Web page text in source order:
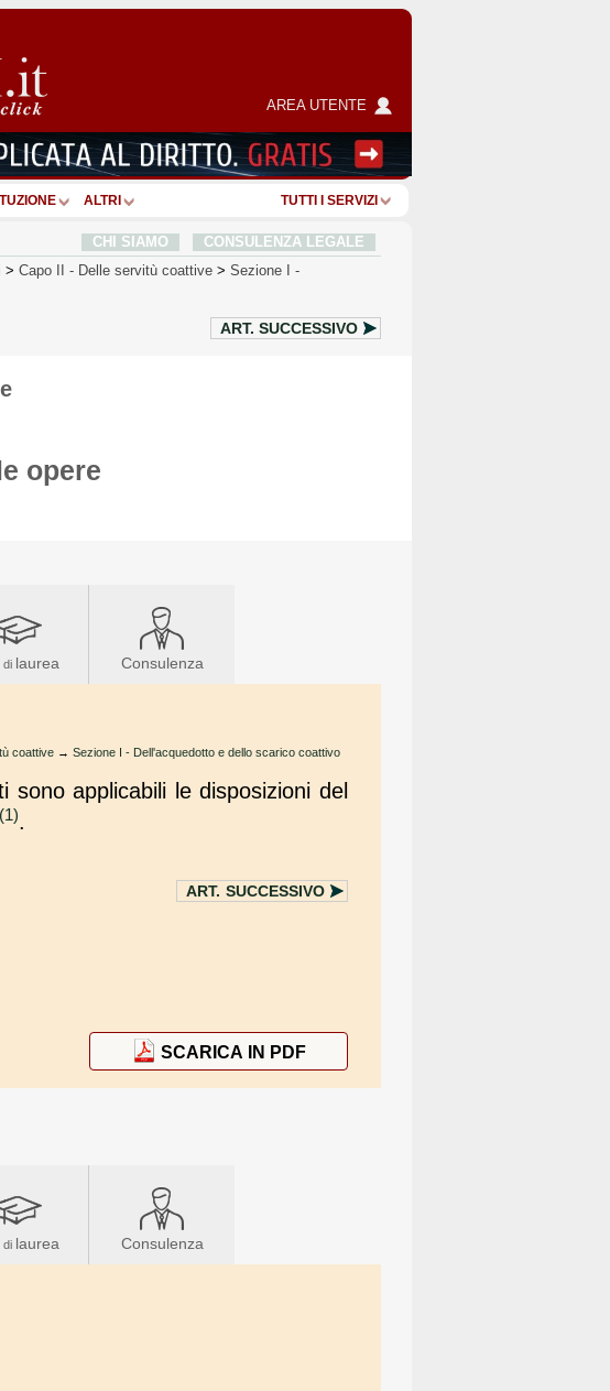
AREA UTENTE
ALTRI TUTTI I SERVIZI
CHI SIAMO
CONSULENZA LEGALE
> Capo II - Delle servitù coattive > Sezione I -
ART. SUCCESSIVO
opere
di laurea Consulenza
coattive → Sezione I - Dell'acquedotto e dello scarico coattivo
sono applicabili le disposizioni del
(1).
ART. SUCCESSIVO
SCARICA IN PDF
di laurea Consulenza